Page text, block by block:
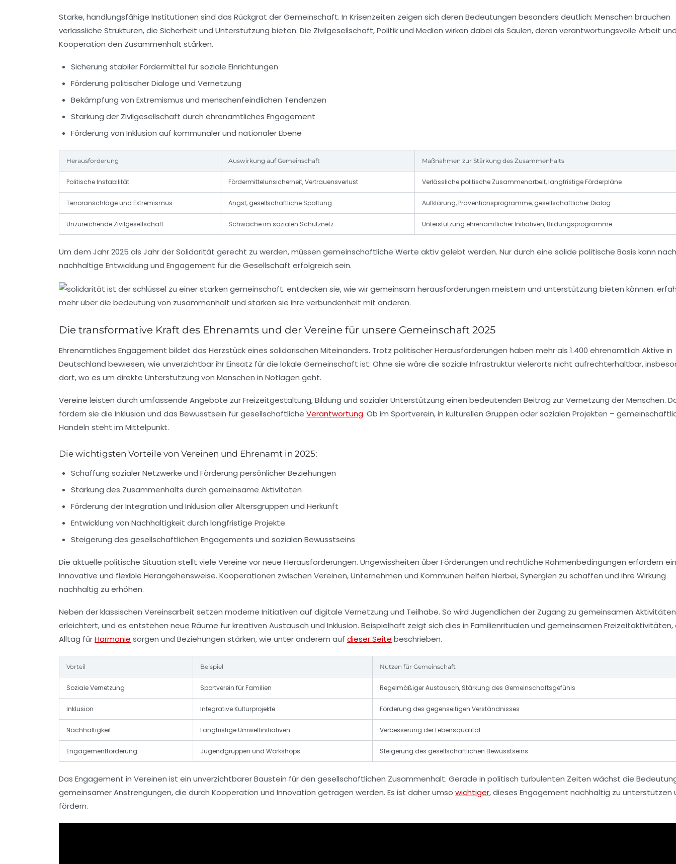
Starke, handlungsfähige Institutionen sind das Rückgrat der Gemeinschaft. In Krisenzeiten zeigen sich deren Bedeutungen besonders deutlich: Menschen brauchen
verlässliche Strukturen, die Sicherheit und Unterstützung bieten. Die Zivilgesellschaft, Politik und Medien wirken dabei als Säulen, deren verantwortungsvolle Arbeit
Kooperation den Zusammenhalt stärken.
Sicherung stabiler Fördermittel für soziale Einrichtungen
Förderung politischer Dialoge und Vernetzung
Bekämpfung von Extremismus und menschenfeindlichen Tendenzen
Stärkung der Zivilgesellschaft durch ehrenamtliches Engagement
Förderung von Inklusion auf kommunaler und nationaler Ebene
Herausforderung Auswirkung auf Gemeinschaft Maßnahmen zur Stärkung des Zusammenhalts
Politische Instabilität Fördermittelunsicherheit, Vertrauensverlust Verlässliche politische Zusammenarbeit, langfristige Förderpläne
Terroranschläge und Extremismus Angst, gesellschaftliche Spaltung Aufklärung, Präventionsprogramme, gesellschaftlicher Dialog
Unzureichende Zivilgesellschaft Schwäche im sozialen Schutznetz Unterstützung ehrenamtlicher Initiativen, Bildungsprogramme
Um dem Jahr 2025 als Jahr der Solidarität gerecht zu werden, müssen gemeinschaftliche Werte aktiv gelebt werden. Nur durch eine solide politische Basis kann
nachhaltige Entwicklung und Engagement für die Gesellschaft erfolgreich sein.
Die transformative Kraft des Ehrenamts und der Vereine für unsere Gemeinschaft 2025
Ehrenamtliches Engagement bildet das Herzstück eines solidarischen Miteinanders. Trotz politischer Herausforderungen haben mehr als 1.400 ehrenamtlich Aktive in
Deutschland bewiesen, wie unverzichtbar ihr Einsatz für die lokale Gemeinschaft ist. Ohne sie wäre die soziale Infrastruktur vielerorts nicht aufrechterhaltbar,
dort, wo es um direkte Unterstützung von Menschen in Notlagen geht.
Vereine leisten durch umfassende Angebote zur Freizeitgestaltung, Bildung und sozialer Unterstützung einen bedeutenden Beitrag zur Vernetzung der Menschen.
fördern sie die Inklusion und das Bewusstsein für gesellschaftliche Verantwortung. Ob im Sportverein, in kulturellen Gruppen oder sozialen Projekten –
Handeln steht im Mittelpunkt.
Die wichtigsten Vorteile von Vereinen und Ehrenamt in 2025:
Schaffung sozialer Netzwerke und Förderung persönlicher Beziehungen
Stärkung des Zusammenhalts durch gemeinsame Aktivitäten
Förderung der Integration und Inklusion aller Altersgruppen und Herkunft
Entwicklung von Nachhaltigkeit durch langfristige Projekte
Steigerung des gesellschaftlichen Engagements und sozialen Bewusstseins
Die aktuelle politische Situation stellt viele Vereine vor neue Herausforderungen. Ungewissheiten über Förderungen und rechtliche Rahmenbedingungen erfordern
innovative und flexible Herangehensweise. Kooperationen zwischen Vereinen, Unternehmen und Kommunen helfen hierbei, Synergien zu schaffen und ihre Wirkung
nachhaltig zu erhöhen.
Neben der klassischen Vereinsarbeit setzen moderne Initiativen auf digitale Vernetzung und Teilhabe. So wird Jugendlichen der Zugang zu gemeinsamen Aktivitäten
erleichtert, und es entstehen neue Räume für kreativen Austausch und Inklusion. Beispielhaft zeigt sich dies in Familienritualen und gemeinsamen Freizeitaktivitäten,
Alltag fürHarmonie sorgen und Beziehungen stärken, wie unter anderem auf dieser Seite beschrieben.
Vorteil Beispiel Nutzen für Gemeinschaft
Soziale Vernetzung Sportverein für Familien Regelmäßiger Austausch, Stärkung des Gemeinschaftsgefühls
Inklusion Integrative Kulturprojekte Förderung des gegenseitigen Verständnisses
Nachhaltigkeit Langfristige Umweltinitiativen Verbesserung der Lebensqualität
Engagementförderung Jugendgruppen und Workshops Steigerung des gesellschaftlichen Bewusstseins
Das Engagement in Vereinen ist ein unverzichtbarer Baustein für den gesellschaftlichen Zusammenhalt. Gerade in politisch turbulenten Zeiten wächst die
gemeinsamer Anstrengungen, die durch Kooperation und Innovation getragen werden. Es ist daher umso wichtiger, dieses Engagement nachhaltig zu unterstützen
fördern.